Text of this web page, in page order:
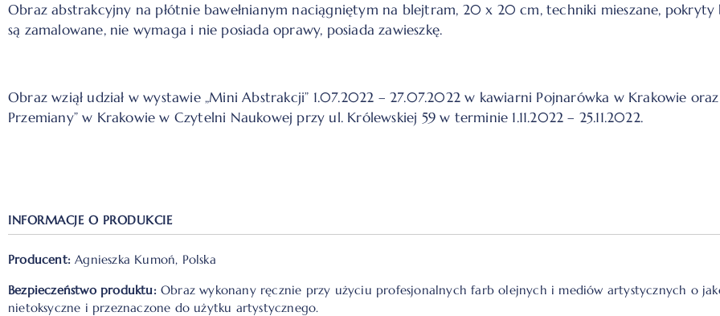
Obraz abstrakcyjny na płótnie bawełnianym naciągniętym na blejtram, 20 x 20 cm, techniki mieszane, pokryty
są zamalowane, nie wymaga i nie posiada oprawy, posiada zawieszkę.
Obraz wziął udział w wystawie „Mini Abstrakcji” 1.07.2022 – 27.07.2022 w kawiarni Pojnarówka w Krakowie
Przemiany” w Krakowie w Czytelni Naukowej przy ul. Królewskiej 59 w terminie 1.11.2022 – 25.11.2022.
INFORMACJE O PRODUKCIE
Producent: Agnieszka Kumoń, Polska
Bezpieczeństwo produktu:Obraz wykonany ręcznie przy użyciu profesjonalnych farb olejnych i mediów artystycznych o
nietoksyczne i przeznaczone do użytku artystycznego.